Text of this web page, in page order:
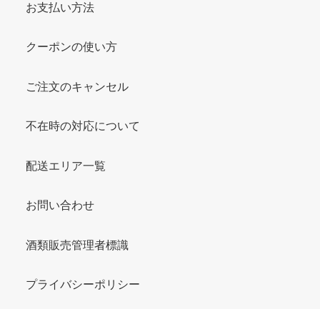
お支払い方法
クーポンの使い方
ご注文のキャンセル
不在時の対応について
配送エリア一覧
お問い合わせ
酒類販売管理者標識
プライバシーポリシー